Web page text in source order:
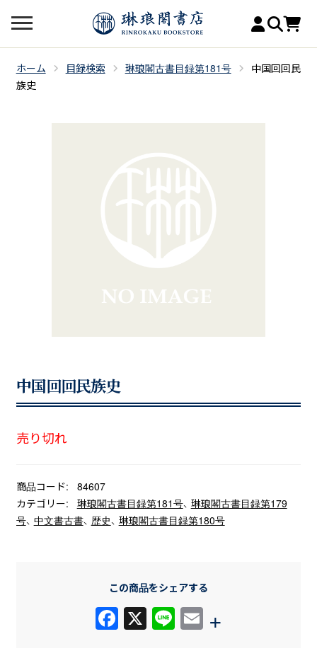
ホーム 目録検索 琳琅閣古書目録第181号
中国回回民
族史
中国回回民族史
売り切れ
商品コード:
84607
カテゴリー:
琳琅閣古書目録第181号、 琳琅閣古書目録第179
号、 中文書古書、 歴史、 琳琅閣古書目録第180号
この商品をシェアする
F X Li E
+